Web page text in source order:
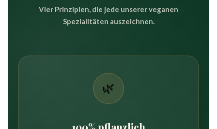
Vier Prinzipien, die jede unserer veganen
Spezialitäten auszeichnen.
🌿